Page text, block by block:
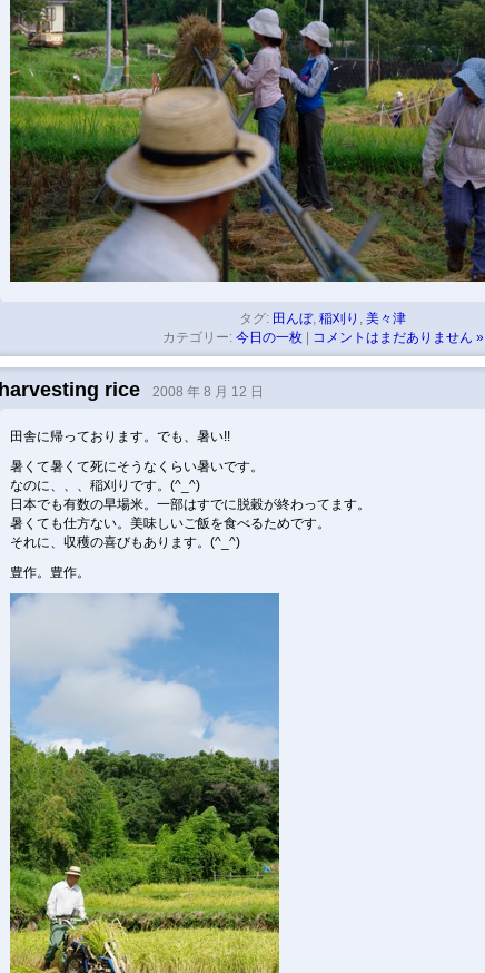
タグ: 田んぼ, 稲刈り , 美々津
カテゴリー: 今日の一枚| コメントはまだありません »
harvesting rice 2008 年 8 月 12 日
田舎に帰っております。でも、暑い!!
暑くて暑くて死にそうなくらい暑いです。
なのに、、、稲刈りです。(^_^)
日本でも有数の早場米。一部はすでに脱穀が終わってます。
暑くても仕方ない。美味しいご飯を食べるためです。
それに、収穫の喜びもあります。(^_^)
豊作。豊作。